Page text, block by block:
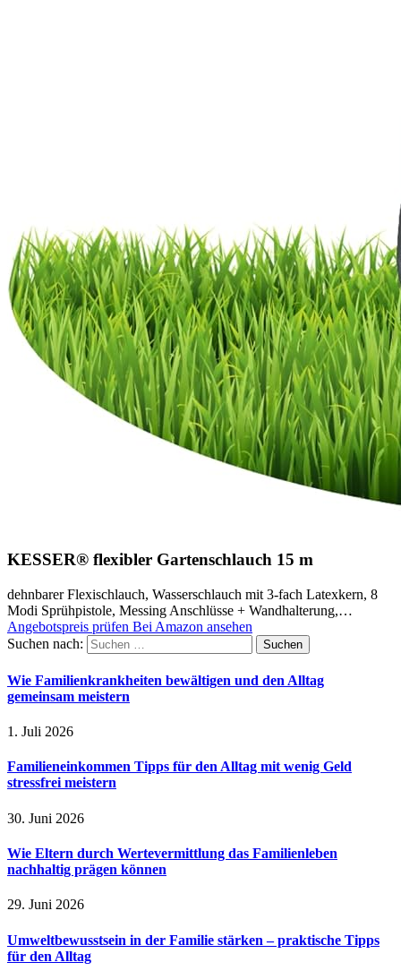
KESSER® flexibler Gartenschlauch 15 m
dehnbarer Flexischlauch, Wasserschlauch mit 3-fach Latexkern, 8
Modi Sprühpistole, Messing Anschlüsse + Wandhalterung,…
Angebotspreis prüfen Bei Amazon ansehen
Suchen nach:
Wie Familienkrankheiten bewältigen und den Alltag
gemeinsam meistern
1. Juli 2026
Familieneinkommen Tipps für den Alltag mit wenig Geld
stressfrei meistern
30. Juni 2026
Wie Eltern durch Wertevermittlung das Familienleben
nachhaltig prägen können
29. Juni 2026
Umweltbewusstsein in der Familie stärken – praktische Tipps
für den Alltag